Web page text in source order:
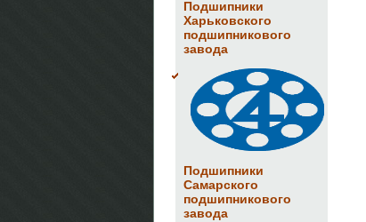
Подшипники
Харьковского
подшипникового
завода
Подшипники
Самарского
подшипникового
завода